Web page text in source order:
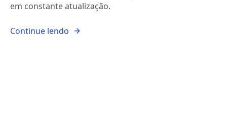
em constante atualização.
Continue lendo